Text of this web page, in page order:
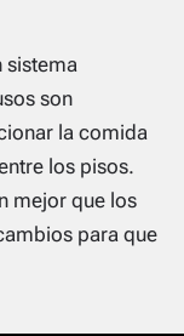
sistema
son
la comida
los pisos.
mejor que los
para que